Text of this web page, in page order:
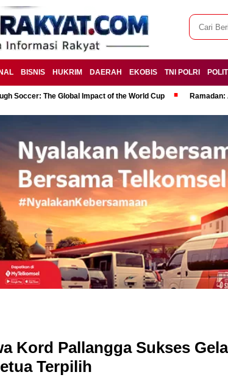
BISNIS HUKRIM DAERAH EKOBIS TNI POLRI
Soccer: The Global Impact of the World Cup
Kord Pallangga Sukses
Terpilih